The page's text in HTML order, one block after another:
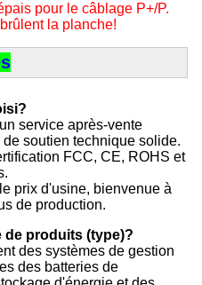
pour le câblage P+/P.
la planche!
service après-vente
soutien technique solide.
FCC, CE, ROHS et
prix d'usine, bienvenue à
de production.
de produits (type)?
des systèmes de gestion
des batteries de